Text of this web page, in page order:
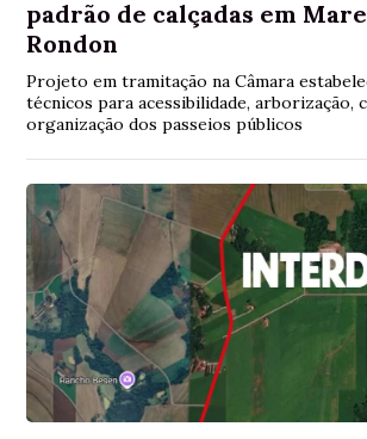
padrão de calçadas em
Rondon
Projeto em tramitação na Câmara
técnicos para acessibilidade, arborização,
organização dos passeios públicos